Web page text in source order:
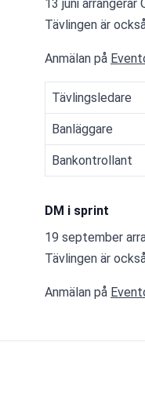
13 juni
Tävlingen är
Anmälan på
Tävlingsledare
Banläggare
Bankontrollant
DM i sprint
19 september
Tävlingen är
Anmälan på